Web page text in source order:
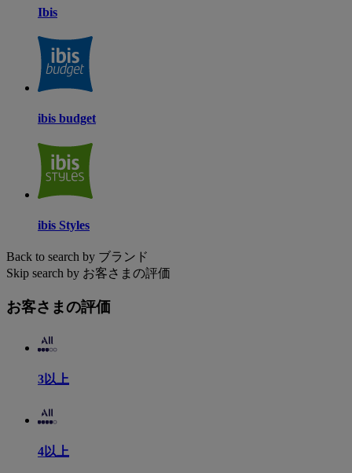
Ibis
ibis budget
ibis Styles
Back to search by ブランド
Skip search by お客さまの評価
お客さまの評価
3以上
4以上